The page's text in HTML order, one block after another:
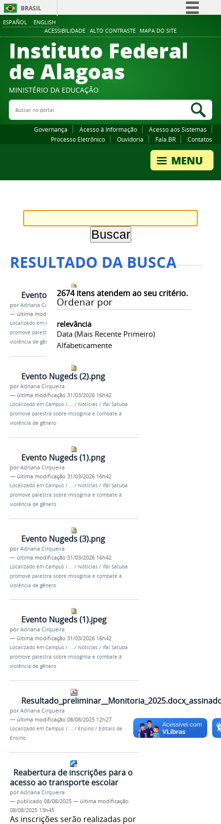
ESPAÑOL ENGLISH
ACESSIBILIDADE ALTO CONTRASTE MAPA DO SITE
BRASIL
Comunica BR
Participe
Canais
Instituto Federal
de Alagoas
MINISTÉRIO DA EDUCAÇÃO
Buscar no portal
Governança Acesso à Informação
Acesso aos Sistemas
Processo Eletrônico
Ouvidoria Fala.BR Contatos
RESULTADO DA BUSCA
2674itens atendem ao seu critério.
Ordenar por
relevância
Data (mais Recente Primeiro)
Alfabeticamente
Evento Nugeds (4).png
porAdriana Cirqueira
— última modificação
Localizado em Campus /…/Notícias
promove palestra sobre misoginia e combate à
violência de gênero
Evento Nugeds (2).png
porAdriana Cirqueira
— última modificação 31/03/2026 16h42
Localizado em Campus / … / Notícias / Ifal Satuba
promove palestra sobre misoginia e combate à
violência de gênero
Evento Nugeds (1).png
porAdriana Cirqueira
— última modificação 31/03/2026 16h42
Localizado em Campus / … / Notícias / Ifal Satuba
promove palestra sobre misoginia e combate à
violência de gênero
Evento Nugeds (3).png
porAdriana Cirqueira
— última modificação 31/03/2026 16h42
Localizado em Campus / / Notícias / Ifal Satuba
promove palestra sobre misoginia e combate à
violência de gênero
Evento Nugeds (1).jpeg
porAdriana Cirqueira
— última modificação 31/03/2026 16h42
Localizado em Campus / … / Notícias / Ifal Satuba
promove palestra sobre misoginia e combate à
violência de gênero
porAdriana Cirqueira
— última modificação 08/08/2025 12h27
Localizado em Campus / … / Ensino / Editais de
Ensino
Reabertura de inscrições para o
acesso ao transporte escolar
porAdriana Cirqueira
— publicado 08/08/2025 — última modificação
08/08/2025 13h45
As inscrições serão realizadas por